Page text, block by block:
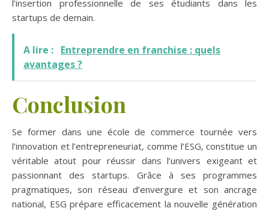
l’insertion professionnelle de ses étudiants dans les
startups de demain.
A lire : Entreprendre en franchise : quels
avantages ?
Conclusion
Se former dans une école de commerce tournée vers
l’innovation et l’entrepreneuriat, comme l’ESG, constitue un
véritable atout pour réussir dans l’univers exigeant et
passionnant des startups. Grâce à ses programmes
pragmatiques, son réseau d’envergure et son ancrage
national, ESG prépare efficacement la nouvelle génération